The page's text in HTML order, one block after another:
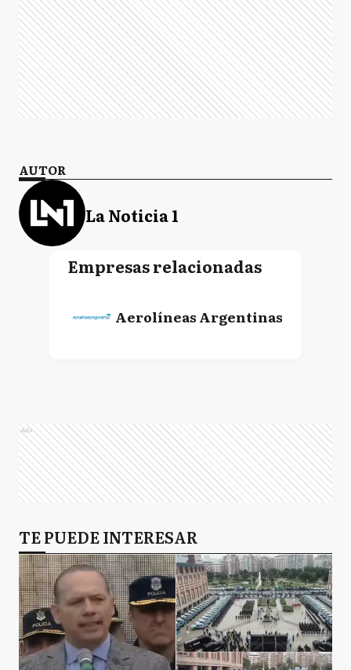
AUTOR
La Noticia 1
Empresas relacionadas
Aerolíneas Argentinas
Ads
TE PUEDE INTERESAR